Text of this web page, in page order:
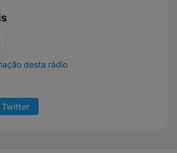
desta rádio
Twitter